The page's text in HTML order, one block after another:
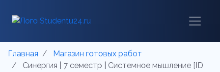
Главная
Магазин готовых работ
Синергия | 7 семестр | Системное мышление [ID